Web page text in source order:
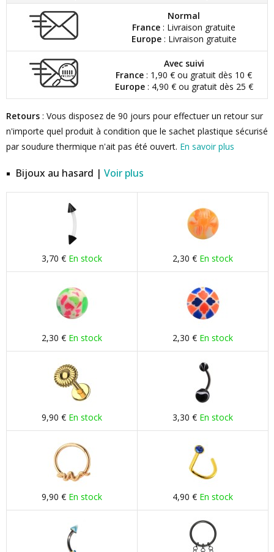
Normal
France : Livraison gratuite
Europe: Livraison gratuite
Avec suivi
France : 1,90 € ou gratuit dès 10 €
Europe: 4,90 € ou gratuit dès 25 €
Retours : Vous disposez de 90 jours pour effectuer un retour sur
n'importe quel produit à condition que le sachet plastique sécurisé
par soudure thermique n'ait pas été ouvert. En savoir plus
Bijoux au hasard | Voir plus
3,70 € En stock 2,30 € En stock
2,30 € En stock 2,30 € En stock
9,90 € En stock 3,30 € En stock
9,90 € En stock 4,90 € En stock